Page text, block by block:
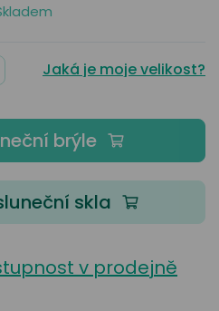
Jaká je moje velikost?
brýle
skla
v prodejně